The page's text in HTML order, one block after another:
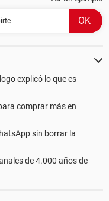
explicó lo que es
comprar más en
sin borrar la
de 4.000 años de